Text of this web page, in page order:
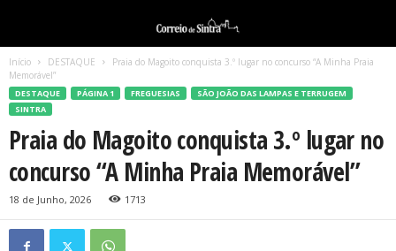
Início DESTAQUE
Praia do Magoito conquista 3.º lugar no concurso “A Minha Praia
Memorável”
DESTAQUE PÁGINA 1 FREGUESIAS
SÃO JOÃO DAS LAMPAS E TERRUGEM
SINTRA
Praia do Magoito conquista 3.º lugar no
concurso “A Minha Praia Memorável”
18 de Junho, 2026 1713